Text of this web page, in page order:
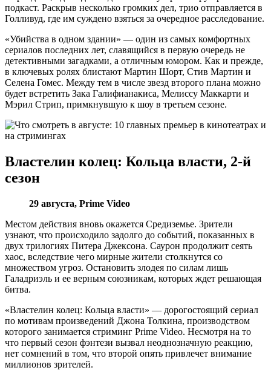
подкаст. Раскрыв несколько громких дел, трио отправляется в
Голливуд, где им суждено взяться за очередное расследование.
«Убийства в одном здании» — один из самых комфортных
сериалов последних лет, славящийся в первую очередь не
детективными загадками, а отличным юмором. Как и прежде,
в ключевых ролях блистают Мартин Шорт, Стив Мартин и
Селена Гомес. Между тем в числе звезд второго плана можно
будет встретить Зака Галифианакиса, Мелиссу Маккарти и
Мэрил Стрип, примкнувшую к шоу в третьем сезоне.
Властелин колец: Кольца власти, 2-й
сезон
29 августа, Prime Video
Местом действия вновь окажется Средиземье. Зрители
узнают, что происходило задолго до событий, показанных в
двух трилогиях Питера Джексона. Саурон продолжит сеять
хаос, вследствие чего мирные жители столкнутся со
множеством угроз. Остановить злодея по силам лишь
Галадриэль и ее верным союзникам, которых ждет решающая
битва.
«Властелин колец: Кольца власти» — дорогостоящий сериал
по мотивам произведений Джона Толкина, производством
которого занимается стриминг Prime Video. Несмотря на то
что первый сезон фэнтези вызвал неоднозначную реакцию,
нет сомнений в том, что второй опять привлечет внимание
миллионов зрителей.